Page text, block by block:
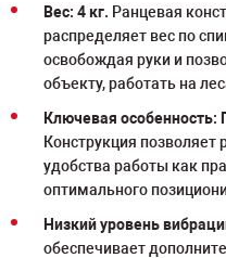
Вес: 4 кг. Ранцевая
распределяет вес по
освобождая руки и
объекту, работать на
Ключевая особенность:
Конструкция позволяет
удобства работы как
оптимального
Низкий уровень
обеспечивает